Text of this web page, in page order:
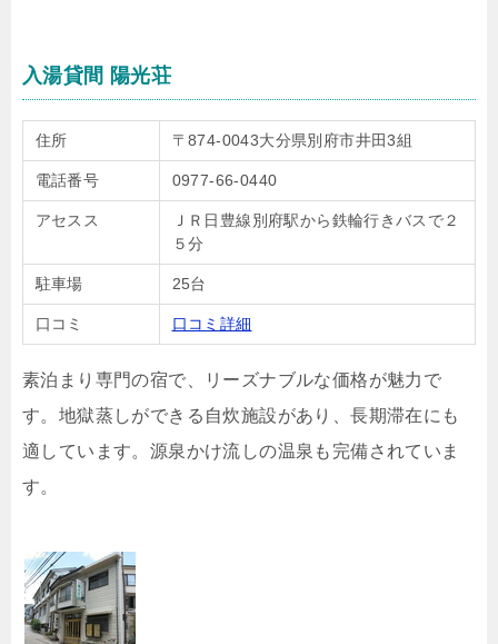
入湯貸間 陽光荘
住所 〒874-0043大分県別府市井田3組
電話番号 0977-66-0440
アセスス
ＪＲ日豊線別府駅から鉄輪行きバスで２
５分
駐車場 25台
口コミ 口コミ詳細
素泊まり専門の宿で、リーズナブルな価格が魅力で
す。地獄蒸しができる自炊施設があり、長期滞在にも
適しています。源泉かけ流しの温泉も完備されていま
す。